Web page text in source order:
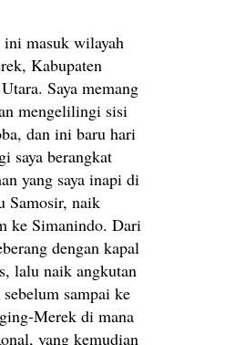
ini masuk wilayah
Kabupaten
Saya memang
mengelilingi sisi
dan ini baru hari
saya berangkat
yang saya inapi di
Samosir, naik
ke Simanindo. Dari
dengan kapal
lalu naik angkutan
sampai ke
Merek di mana
yang kemudian